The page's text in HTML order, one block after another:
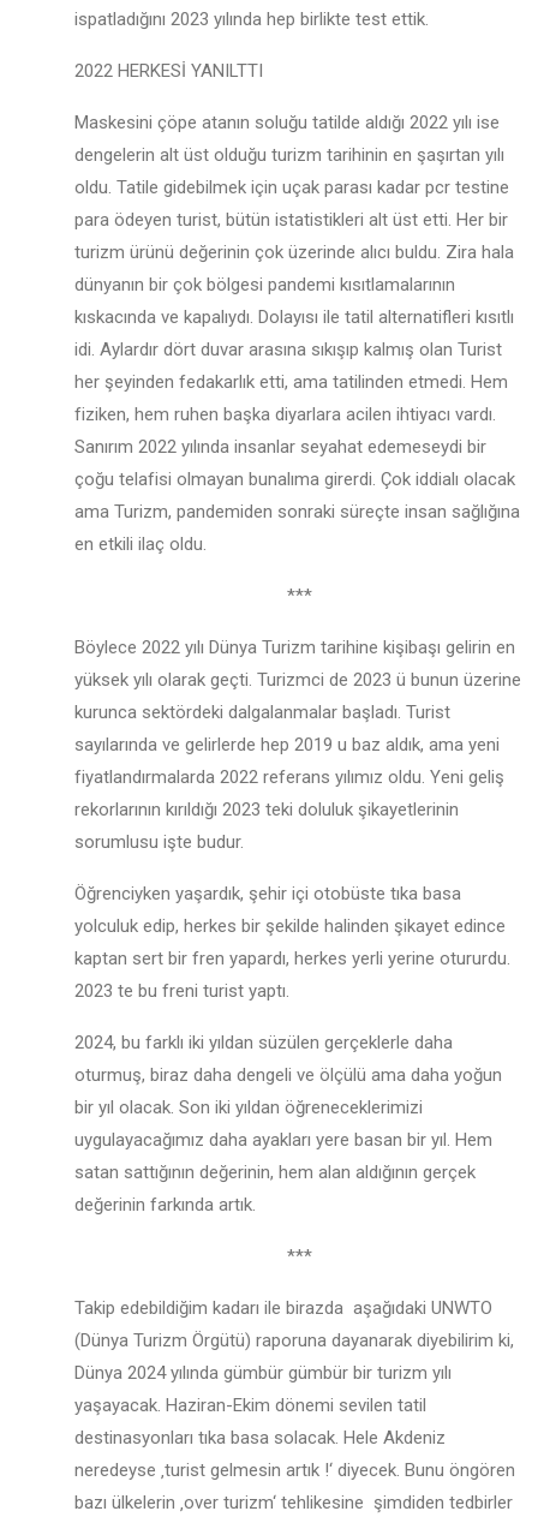
ispatladığını 2023 yılında hep birlikte test ettik.
2022 HERKESİ YANILTTI
Maskesini çöpe atanın soluğu tatilde aldığı 2022 yılı ise
dengelerin alt üst olduğu turizm tarihinin en şaşırtan yılı
oldu. Tatile gidebilmek için uçak parası kadar pcr testine
para ödeyen turist, bütün istatistikleri alt üst etti. Her bir
turizm ürünü değerinin çok üzerinde alıcı buldu. Zira hala
dünyanın bir çok bölgesi pandemi kısıtlamalarının
kıskacında ve kapalıydı. Dolayısı ile tatil alternatifleri kısıtlı
idi. Aylardır dört duvar arasına sıkışıp kalmış olan Turist
her şeyinden fedakarlık etti, ama tatilinden etmedi. Hem
fiziken, hem ruhen başka diyarlara acilen ihtiyacı vardı.
Sanırım 2022 yılında insanlar seyahat edemeseydi bir
çoğu telafisi olmayan bunalıma girerdi. Çok iddialı olacak
ama Turizm, pandemiden sonraki süreçte insan sağlığına
en etkili ilaç oldu.
***
Böylece 2022 yılı Dünya Turizm tarihine kişibaşı gelirin en
yüksek yılı olarak geçti. Turizmci de 2023 ü bunun üzerine
kurunca sektördeki dalgalanmalar başladı. Turist
sayılarında ve gelirlerde hep 2019 u baz aldık, ama yeni
fiyatlandırmalarda 2022 referans yılımız oldu. Yeni geliş
rekorlarının kırıldığı 2023 teki doluluk şikayetlerinin
sorumlusu işte budur.
Öğrenciyken yaşardık, şehir içi otobüste tıka basa
yolculuk edip, herkes bir şekilde halinden şikayet edince
kaptan sert bir fren yapardı, herkes yerli yerine otururdu.
2023 te bu freni turist yaptı.
2024, bu farklı iki yıldan süzülen gerçeklerle daha
oturmuş, biraz daha dengeli ve ölçülü ama daha yoğun
bir yıl olacak. Son iki yıldan öğreneceklerimizi
uygulayacağımız daha ayakları yere basan bir yıl. Hem
satan sattığının değerinin, hem alan aldığının gerçek
değerinin farkında artık.
***
Takip edebildiğim kadarı ile birazda aşağıdaki UNWTO
(Dünya Turizm Örgütü) raporuna dayanarak diyebilirim ki,
Dünya 2024 yılında gümbür gümbür bir turizm yılı
yaşayacak. Haziran-Ekim dönemi sevilen tatil
destinasyonları tıka basa solacak. Hele Akdeniz
neredeyse ‚turist gelmesin artık !‘ diyecek. Bunu öngören
bazı ülkelerin ‚over turizm‘ tehlikesine şimdiden tedbirler